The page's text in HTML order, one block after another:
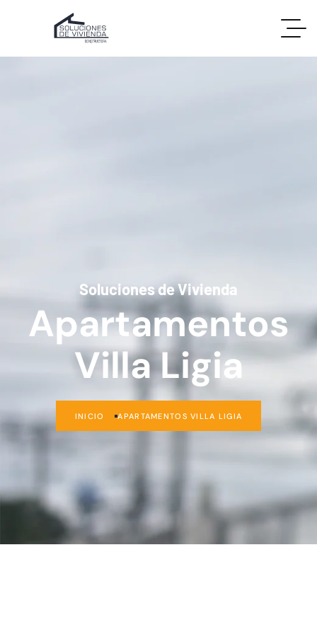
Soluciones de Vivienda
Apartamentos
Villa Ligia
INICIO APARTAMENTOS VILLA LIGIA